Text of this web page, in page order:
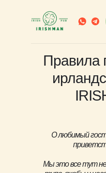
Правила
О любимый
Мы это все тут